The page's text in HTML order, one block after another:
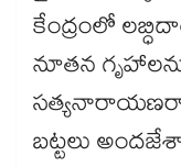
కేంద్రంలో
నూతన
బట్టలు